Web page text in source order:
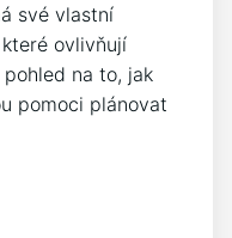
své vlastní
ovlivňují
na to, jak
pomoci plánovat